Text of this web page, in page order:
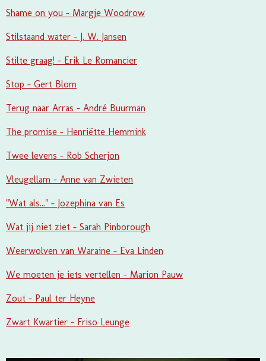
Shame on you - Margje Woodrow
Stilstaand water - J. W. Jansen
Stilte graag! - Erik Le Romancier
Stop - Gert Blom
Terug naar Arras - André Buurman
The promise - Henriëtte Hemmink
Twee levens - Rob Scherjon
Vleugellam - Anne van Zwieten
"Wat als..." - Jozephina van Es
Wat jij niet ziet - Sarah Pinborough
Weerwolven van Waraine - Eva Linden
We moeten je iets vertellen - Marion Pauw
Zout - Paul ter Heyne
Zwart Kwartier - Friso Leunge